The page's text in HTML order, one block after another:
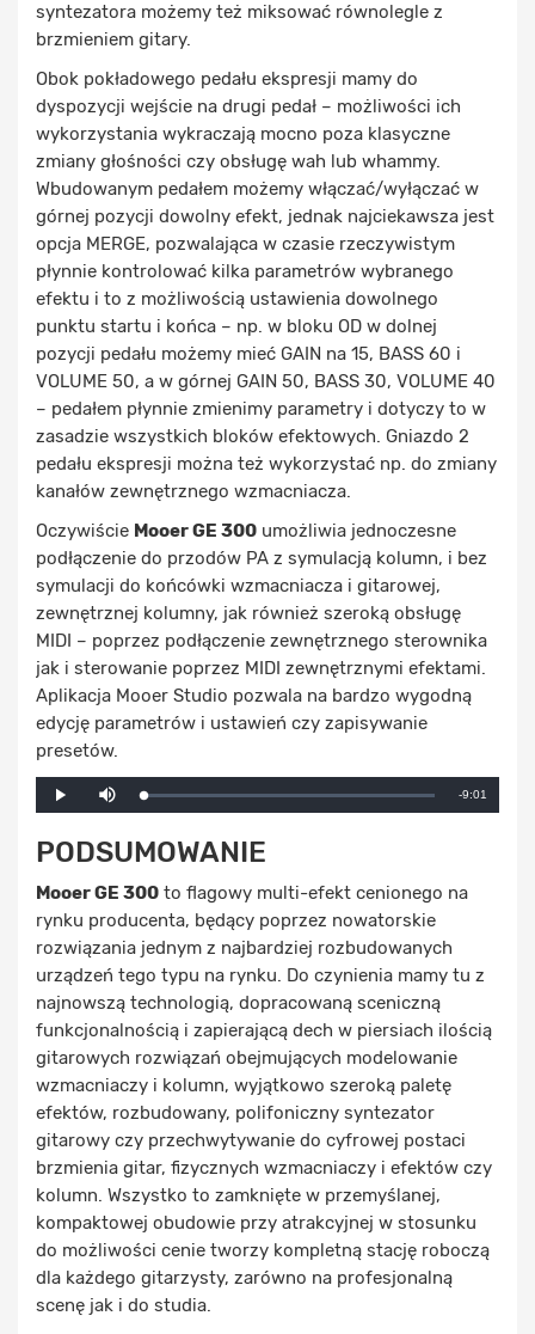
syntezatora możemy też miksować równolegle z
brzmieniem gitary.
Obok pokładowego pedału ekspresji mamy do
dyspozycji wejście na drugi pedał – możliwości ich
wykorzystania wykraczają mocno poza klasyczne
zmiany głośności czy obsługę wah lub whammy.
Wbudowanym pedałem możemy włączać/wyłączać w
górnej pozycji dowolny efekt, jednak najciekawsza jest
opcja MERGE, pozwalająca w czasie rzeczywistym
płynnie kontrolować kilka parametrów wybranego
efektu i to z możliwością ustawienia dowolnego
punktu startu i końca – np. w bloku OD w dolnej
pozycji pedału możemy mieć GAIN na 15, BASS 60 i
VOLUME 50, a w górnej GAIN 50, BASS 30, VOLUME 40
– pedałem płynnie zmienimy parametry i dotyczy to w
zasadzie wszystkich bloków efektowych. Gniazdo 2
pedału ekspresji można też wykorzystać np. do zmiany
kanałów zewnętrznego wzmacniacza.
Oczywiście Mooer GE 300 umożliwia jednoczesne
podłączenie do przodów PA z symulacją kolumn, i bez
symulacji do końcówki wzmacniacza i gitarowej,
zewnętrznej kolumny, jak również szeroką obsługę
MIDI – poprzez podłączenie zewnętrznego sterownika
jak i sterowanie poprzez MIDI zewnętrznymi efektami.
Aplikacja Mooer Studio pozwala na bardzo wygodną
edycję parametrów i ustawień czy zapisywanie
presetów.
Play
Loaded:
0%
Progress:
0%
Remaining
-9:01
PODSUMOWANIE
Mooer GE 300 to flagowy multi-efekt cenionego na
rynku producenta, będący poprzez nowatorskie
rozwiązania jednym z najbardziej rozbudowanych
urządzeń tego typu na rynku. Do czynienia mamy tu z
najnowszą technologią, dopracowaną sceniczną
funkcjonalnością i zapierającą dech w piersiach ilością
gitarowych rozwiązań obejmujących modelowanie
wzmacniaczy i kolumn, wyjątkowo szeroką paletę
efektów, rozbudowany, polifoniczny syntezator
gitarowy czy przechwytywanie do cyfrowej postaci
brzmienia gitar, fizycznych wzmacniaczy i efektów czy
kolumn. Wszystko to zamknięte w przemyślanej,
kompaktowej obudowie przy atrakcyjnej w stosunku
do możliwości cenie tworzy kompletną stację roboczą
dla każdego gitarzysty, zarówno na profesjonalną
scenę jak i do studia.